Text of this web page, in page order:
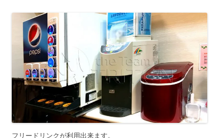
フリードリンクが利用出来ます。